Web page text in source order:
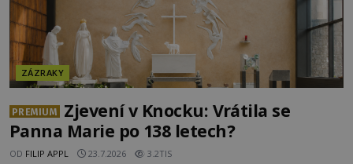
ZÁZRAKY
PREMIUM
Zjevení v Knocku: Vrátila se
Panna Marie po 138 letech?
OD FILIP APPL 23.7.2026 3.2TIS